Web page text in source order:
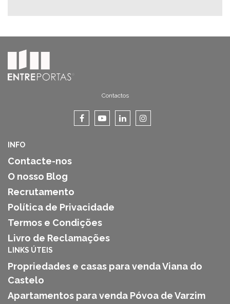
Contactos
INFO
Contacte-nos
O nosso Blog
Recrutamento
Política de Privacidade
Termos e Condições
Livro de Reclamações
LINKS ÚTEIS
Propriedades e casas para venda Viana do
Castelo
Apartamentos para venda Póvoa de Varzim